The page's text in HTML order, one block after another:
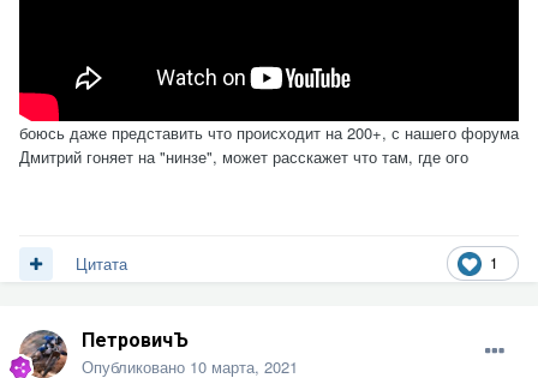
боюсь даже представить что происходит на 200+, с нашего форума
Дмитрий гоняет на "нинзе", может расскажет что там, где ого
1
Цитата
ПетровичЪ
Опубликовано 10 марта, 2021